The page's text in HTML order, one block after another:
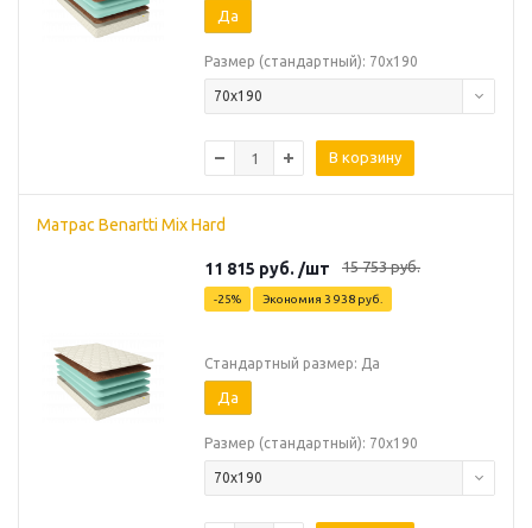
Да
Размер (стандартный): 70х190
70х190
В корзину
Матрас Benartti Mix Hard
11 815 руб. /шт 15 753руб.
-25% Экономия 3 938 руб.
Стандартный размер: Да
Да
Размер (стандартный): 70х190
70х190